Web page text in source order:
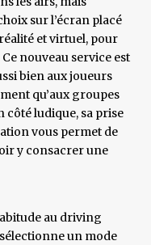
sur l’écran placé
et virtuel, pour
nouveau service est
bien aux joueurs
qu’aux groupes
ludique, sa prise
vous permet de
y consacrer une
au driving
un mode